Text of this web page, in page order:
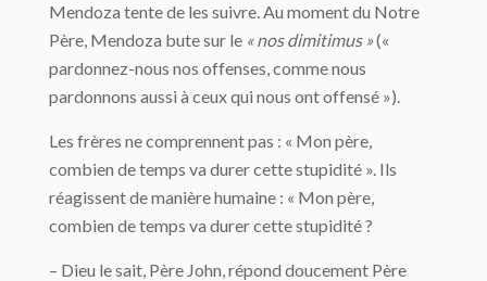
Mendoza tente de les suivre. Au moment du Notre
Père, Mendoza bute sur le « nos dimitimus »(«
pardonnez-nous nos offenses, comme nous
pardonnons aussi à ceux qui nous ont offensé »).
Les frères ne comprennent pas : « Mon père,
combien de temps va durer cette stupidité ». Ils
réagissent de manière humaine : « Mon père,
combien de temps va durer cette stupidité ?
– Dieu le sait, Père John, répond doucement Père